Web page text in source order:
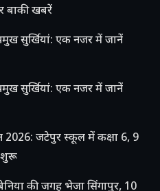
बाकी खबरें
सुर्खियां: एक नजर में जानें
सुर्खियां: एक नजर में जानें
जटेपुर स्कूल में कक्षा 6, 9
शुरू
की जगह भेजा सिंगापुर, 10